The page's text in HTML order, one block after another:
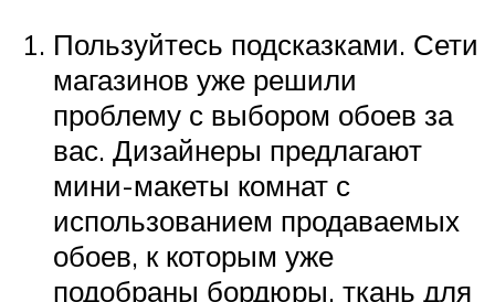
Пользуйтесь подсказками. Сети
магазинов уже решили
проблему с выбором обоев за
вас. Дизайнеры предлагают
мини-макеты комнат с
использованием продаваемых
обоев, к которым уже
подобраны бордюры, ткань для